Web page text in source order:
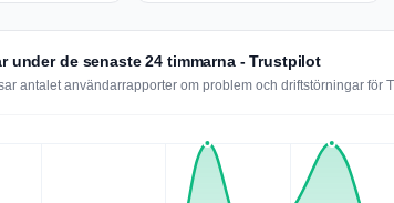
under de senaste 24 timmarna - Trustpilot
antalet användarrapporter om problem och driftstörningar för